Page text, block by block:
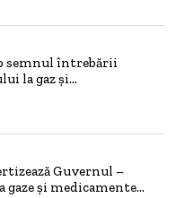
semnul întrebării
la gaz și...
Guvernul –
gaze și medicamente...